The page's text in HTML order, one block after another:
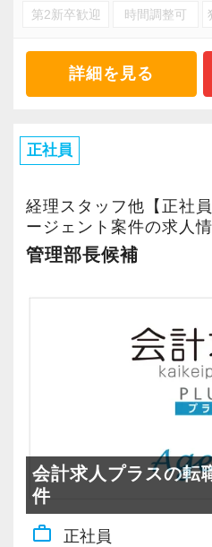
第2新卒歓迎 時間調整可
詳細を見る
正社員
経理スタッフ他【正社
ージェント案件の求人
管理部長候補
会計求人プラスの転
件
work_outline 正社員